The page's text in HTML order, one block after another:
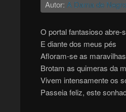
Autor: A Dama de Negro
O portal fantasioso abre-
E diante dos meus pés
Afloram-se as
Brotam as quimeras da
Vivem intensamente os
Passeia feliz, este